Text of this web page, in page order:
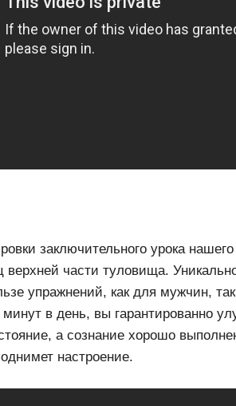
заключительного урока
части туловища.
упражнений, как для мужчин,
минут в день, вы гарантированно
а сознание хорошо
настроение.